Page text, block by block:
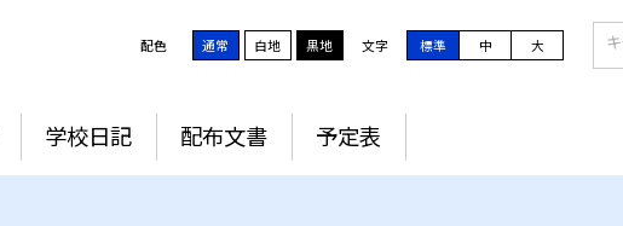
配色 通常 白地 黒地 文字 標準 中 大
学校日記 配布文書 予定表